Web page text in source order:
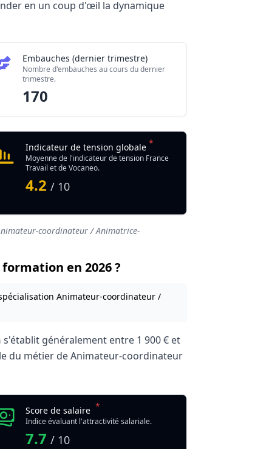
en un coup d'œil la dynamique
Embauches (dernier trimestre)
Nombre d'embauches au cours du dernier
trimestre.
170
Indicateur de tension globale *
Moyenne de l'indicateur de tension France
Travail et de Vocaneo.
4.2/ 10
coordinateur / Animatrice-
en 2026 ?
Animateur-coordinateur /
s'établit généralement entre 1 900 € et
du métier de Animateur-coordinateur
de formation
Score de salaire *
Indice évaluant l'attractivité salariale.
7.7/ 10